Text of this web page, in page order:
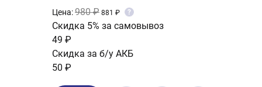
Цена:980 ₽ 881 ₽ ?
Скидка 5% за самовывоз
49 ₽
Скидка за б/у АКБ
50 ₽